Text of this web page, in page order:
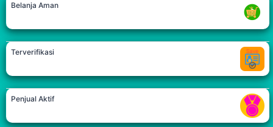
Belanja Aman
Terverifikasi
Penjual Aktif